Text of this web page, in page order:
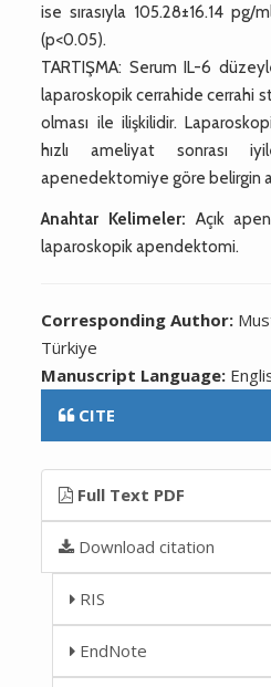
ise sırasıyla 105.28±16.14 pg/
(p<0.05).
TARTIŞMA: Serum IL-6
laparoskopik cerrahide cerrahi
olması ile ilişkilidir.
hızlı ameliyat sonrası
apenedektomiye göre belirgin
Anahtar Kelimeler: Açık
laparoskopik apendektomi.
Corresponding Author:
Türkiye
Manuscript Language:
CITE
Full Text PDF
Download citation
RIS
EndNote